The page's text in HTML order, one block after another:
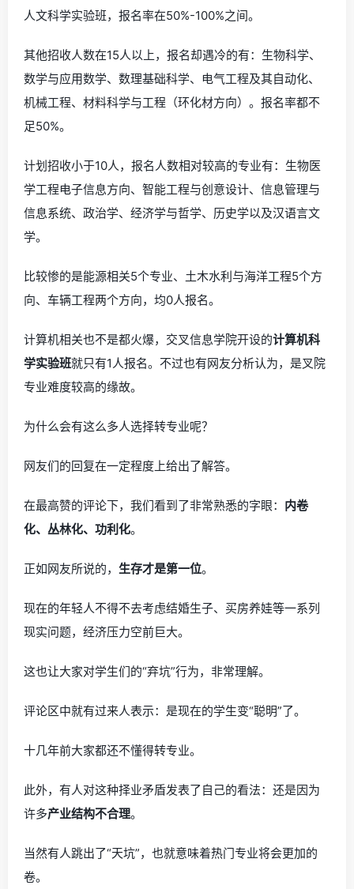
人文科学实验班，报名率在50%-100%之间。
其他招收人数在15人以上，报名却遇冷的有：生物科学、
数学与应用数学、数理基础科学、电气工程及其自动化、
机械工程、材料科学与工程（环化材方向）。报名率都不
足50%。
计划招收小于10人，报名人数相对较高的专业有：生物医
学工程电子信息方向、智能工程与创意设计、信息管理与
信息系统、政治学、经济学与哲学、历史学以及汉语言文
学。
比较惨的是能源相关5个专业、土木水利与海洋工程5个方
向、车辆工程两个方向，均0人报名。
计算机相关也不是都火爆，交叉信息学院开设的计算机科
学实验班就只有1人报名。不过也有网友分析认为，是叉院
专业难度较高的缘故。
为什么会有这么多人选择转专业呢？
网友们的回复在一定程度上给出了解答。
在最高赞的评论下，我们看到了非常熟悉的字眼： 内卷
化、丛林化、功利化。
正如网友所说的， 生存才是第一位。
现在的年轻人不得不去考虑结婚生子、买房养娃等一系列
现实问题，经济压力空前巨大。
这也让大家对学生们的“弃坑”行为，非常理解。
评论区中就有过来人表示：是现在的学生变“聪明”了。
十几年前大家都还不懂得转专业。
此外，有人对这种择业矛盾发表了自己的看法：还是因为
许多产业结构不合理。
当然有人跳出了“天坑”，也就意味着热门专业将会更加的
卷。